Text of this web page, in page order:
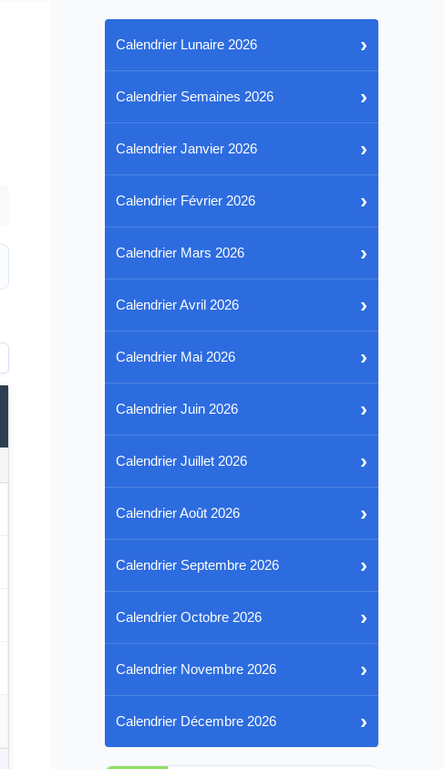
Calendrier Lunaire 2026 ›
Calendrier Semaines 2026 ›
Calendrier Janvier 2026 ›
Calendrier Février 2026 ›
Calendrier Mars 2026 ›
Calendrier Avril 2026 ›
Calendrier Mai 2026 ›
Calendrier Juin 2026 ›
Calendrier Juillet 2026 ›
Calendrier Août 2026 ›
Calendrier Septembre 2026 ›
Calendrier Octobre 2026 ›
Calendrier Novembre 2026 ›
Calendrier Décembre 2026 ›